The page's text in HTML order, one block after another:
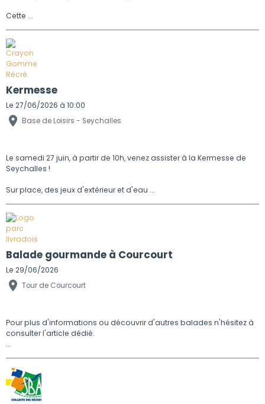
Cette ...
Kermesse
Le 27/06/2026 à 10:00
Base de Loisirs - Seychalles
Le samedi 27 juin, à partir de 10h, venez assister à la Kermesse de
Seychalles !
Sur place, des jeux d'extérieur et d'eau ...
Balade gourmande à Courcourt
Le 29/06/2026
Tour de Courcourt
Pour plus d'informations ou découvrir d'autres balades n'hésitez à
consulter l'article dédié.
...